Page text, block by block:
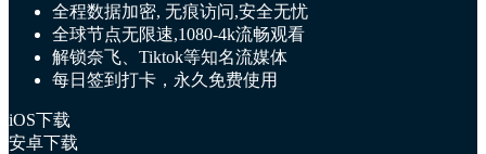
全程数据加密, 无痕访问,安全无忧
全球节点无限速,1080-4k流畅观看
解锁奈飞、Tiktok等知名流媒体
每日签到打卡，永久免费使用
iOS下载
安卓下载